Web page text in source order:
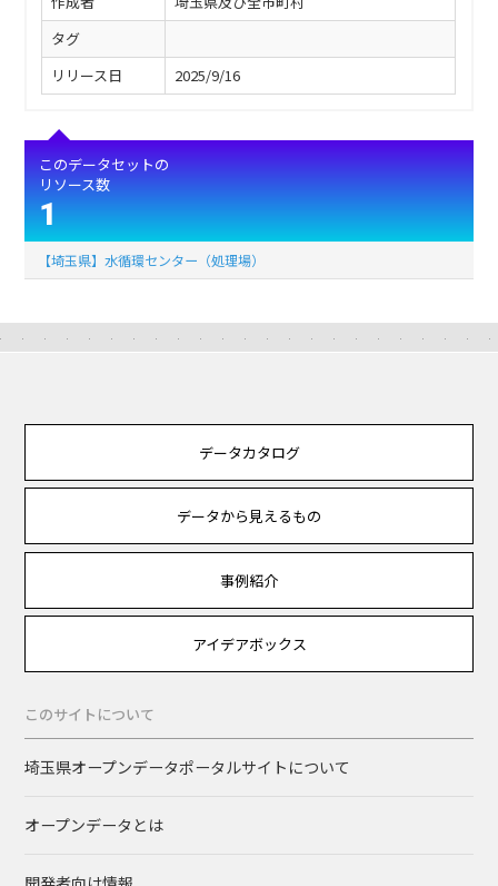
タグ
リリース日
2025/9/16
このデータセットの
リソース数
1
【埼玉県】水循環センター（処理場）
データカタログ
データから見えるもの
事例紹介
アイデアボックス
このサイトについて
埼玉県オープンデータポータルサイトについて
オープンデータとは